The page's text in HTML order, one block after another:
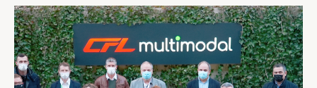
Berufliche Weiterentwicklung